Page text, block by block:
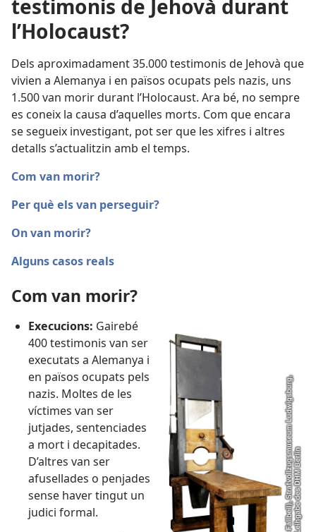
testimonis de Jehovà durant
l’Holocaust?
Dels aproximadament 35.000 testimonis de Jehovà que
vivien a Alemanya i en països ocupats pels nazis, uns
1.500 van morir durant l’Holocaust. Ara bé, no sempre
es coneix la causa d’aquelles morts. Com que encara
se segueix investigant, pot ser que les xifres i altres
detalls s’actualitzin amb el temps.
Com van morir?
Per què els van perseguir?
On van morir?
Alguns casos reals
Com van morir?
Execucions: Gairebé
400 testimonis van ser
executats a Alemanya i
en països ocupats pels
nazis. Moltes de les
víctimes van ser
jutjades, sentenciades
a mort i decapitades.
D’altres van ser
afusellades o penjades
sense haver tingut un
judici formal.